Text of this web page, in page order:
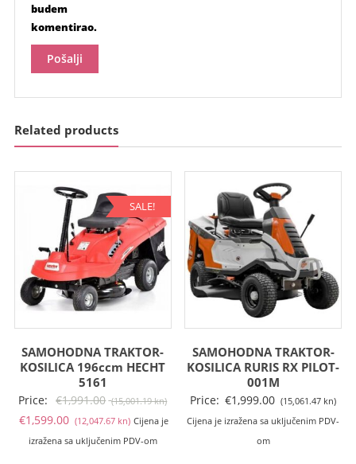
budem
komentirao.
Related products
SALE!
SAMOHODNA TRAKTOR-
KOSILICA 196ccm HECHT
5161
Price: €1,991.00 (15,001.19 kn)Izvorna
cijena
€1,599.00 (12,047.67 kn)Trenutna
cijena
Cijena je
izražena sa uključenim PDV-om
SAMOHODNA TRAKTOR-
KOSILICA RURIS RX PILOT-
001M
Price: €1,999.00 (15,061.47 kn)
Cijena je izražena sa uključenim PDV-
om